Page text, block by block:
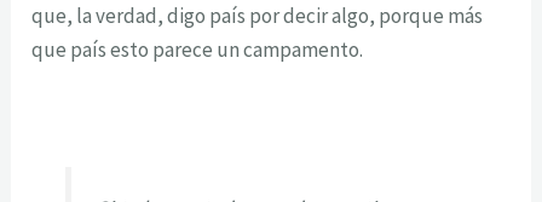
que, la verdad, digo país por decir algo, porque más
que país esto parece un campamento.